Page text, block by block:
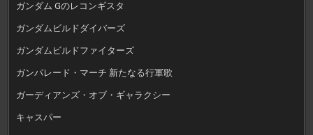
ガンダム Gのレコンギスタ
ガンダムビルドダイバーズ
ガンダムビルドファイターズ
ガンパレード・マーチ 新たなる行軍歌
ガーディアンズ・オブ・ギャラクシー
キャスパー